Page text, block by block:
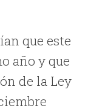
que este
año y que
de la Ley